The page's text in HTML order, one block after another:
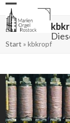
Skip
content
Open
mobile
menu
Close
mobile
menu
Start »kbkropf